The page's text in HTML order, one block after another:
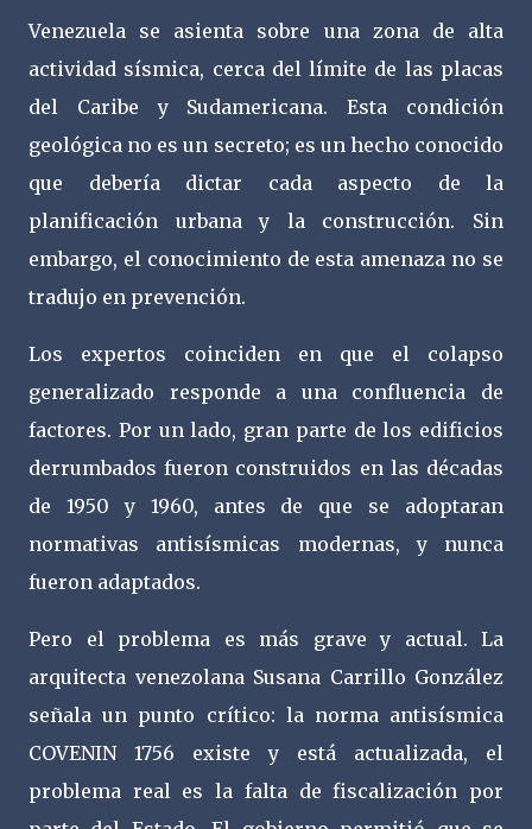
Venezuela se asienta sobre una zona de alta
actividad sísmica, cerca del límite de las placas
del Caribe y Sudamericana. Esta condición
geológica no es un secreto; es un hecho conocido
que debería dictar cada aspecto de la
planificación urbana y la construcción. Sin
embargo, el conocimiento de esta amenaza no se
tradujo en prevención.
Los expertos coinciden en que el colapso
generalizado responde a una confluencia de
factores. Por un lado, gran parte de los edificios
derrumbados fueron construidos en las décadas
de 1950 y 1960, antes de que se adoptaran
normativas antisísmicas modernas, y nunca
fueron adaptados.
Pero el problema es más grave y actual. La
arquitecta venezolana Susana Carrillo González
señala un punto crítico: la norma antisísmica
COVENIN 1756 existe y está actualizada, el
problema real es la falta de fiscalización por